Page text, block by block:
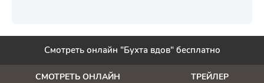
Смотреть онлайн "Бухта вдов" бесплатно
СМОТРЕТЬ ОНЛАЙН ТРЕЙЛЕР